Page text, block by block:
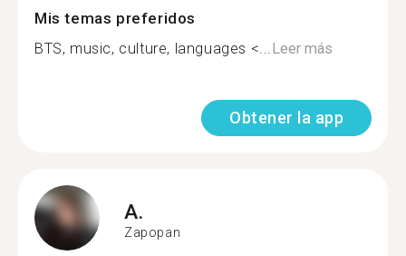
Mis temas preferidos
BTS, music, culture, languages <...Leer más
Obtener la app
A.
Zapopan